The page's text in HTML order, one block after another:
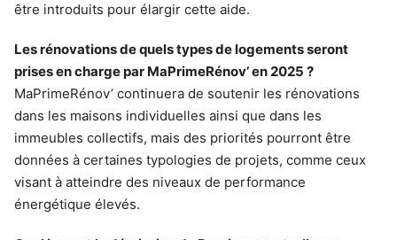
être introduits pour élargir cette aide.
Les rénovations de quels types de logements seront
prises en charge par MaPrimeRénov’ en 2025 ?
MaPrimeRénov’ continuera de soutenir les rénovations
dans les maisons individuelles ainsi que dans les
immeubles collectifs, mais des priorités pourront être
données à certaines typologies de projets, comme ceux
visant à atteindre des niveaux de performance
énergétique élevés.